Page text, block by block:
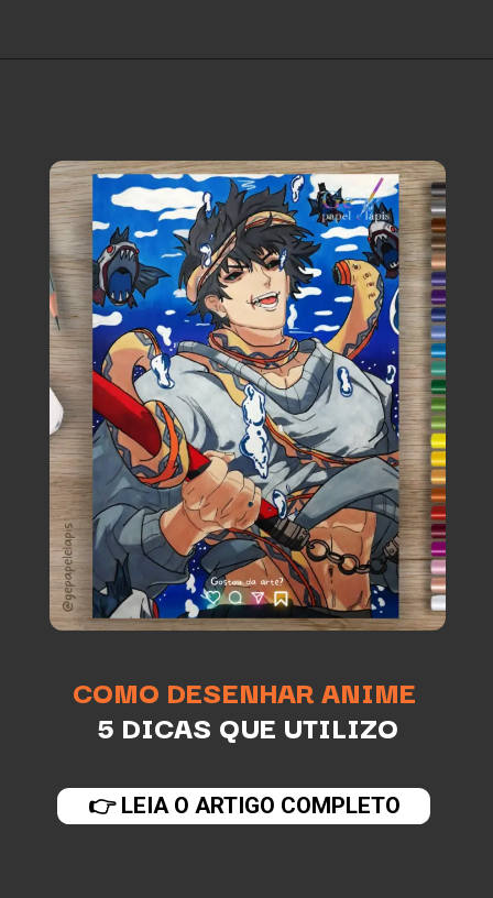
COMO DESENHAR ANIME
5 DICAS QUE UTILIZO
👉 LEIA O ARTIGO COMPLETO